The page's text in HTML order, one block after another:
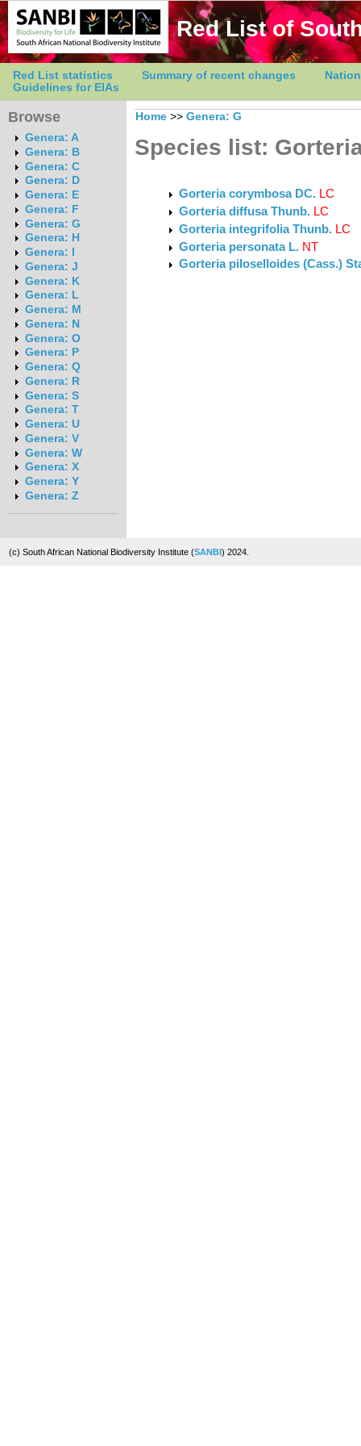
Red List of
Red List statistics Summary of recent changes
Guidelines for EIAs
Browse
Genera: A
Genera: B
Genera: C
Genera: D
Genera: E
Genera: F
Genera: G
Genera: H
Genera: I
Genera: J
Genera: K
Genera: L
Genera: M
Genera: N
Genera: O
Genera: P
Genera: Q
Genera: R
Genera: S
Genera: T
Genera: U
Genera: V
Genera: W
Genera: X
Genera: Y
Genera: Z
Home >> Genera: G
Species list:
Gorteria corymbosa DC. LC
Gorteria diffusa Thunb. LC
Gorteria integrifolia Thunb. LC
Gorteria personata L. NT
Gorteria piloselloides (Cass.)
(c) South African National Biodiversity Institute (SANBI) 2024.